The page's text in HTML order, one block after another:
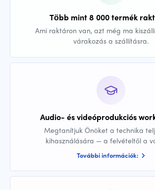
Több mint 8 000 termék
Ami raktáron van, azt még ma
várakozás a szállításra.
Audio- és videóprodukciós
Megtanítjuk Önöket a technika
kihasználására — a felvételtől a
További információk: